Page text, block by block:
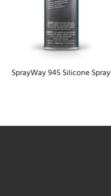
SprayWay 945 Silicone Spray